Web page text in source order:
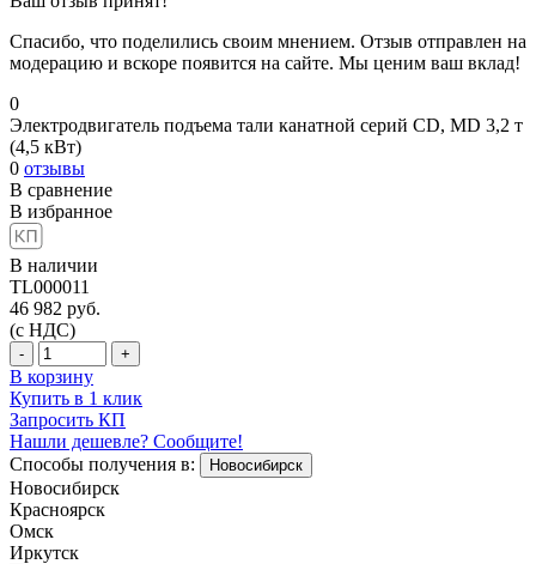
Спасибо, что поделились своим мнением. Отзыв отправлен на
модерацию и вскоре появится на сайте. Мы ценим ваш вклад!
0
Электродвигатель подъема тали канатной серий CD, MD 3,2 т
(4,5 кВт)
0 отзывы
В сравнение
В избранное
В наличии
TL000011
46 982 руб.
(с НДС)
- +
В корзину
Купить в 1 клик
Запросить КП
Нашли дешевле? Сообщите!
Способы получения в:
Новосибирск
Новосибирск
Красноярск
Омск
Иркутск